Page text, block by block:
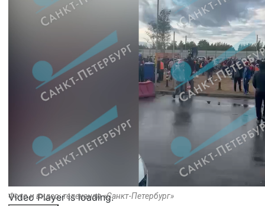
Video Player is loading.
Фото и видео: телеканал «Санкт-Петербург»